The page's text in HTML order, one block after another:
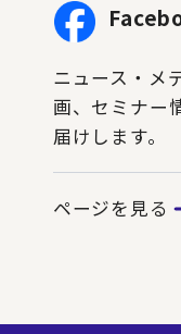
ニュース・メ
画、セミナー
届けします。
ページを見る